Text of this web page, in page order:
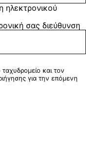
ηλεκτρονικού
σας διεύθυνση
και τον
για την επόμενη